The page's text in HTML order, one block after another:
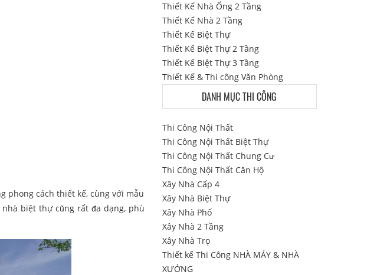
phong cách thiết kế, cùng với mẫu
biệt thự cũng rất đa dạng, phù
Thiết Kế Nhà Ống 2 Tầng
Thiết Kế Nhà 2 Tầng
Thiết Kế Biệt Thự
Thiết Kế Biệt Thự 2 Tầng
Thiết Kế Biệt Thự 3 Tầng
Thiết Kế & Thi công Văn Phòng
DANH MỤC THI CÔNG
Thi Công Nội Thất
Thi Công Nội Thất Biệt Thự
Thi Công Nội Thất Chung Cư
Thi Công Nội Thất Căn Hộ
Xây Nhà Cấp 4
Xây Nhà Biệt Thự
Xây Nhà Phố
Xây Nhà 2 Tầng
Xây Nhà Trọ
Thiết kế Thi Công NHÀ MÁY & NHÀ
XƯỞNG